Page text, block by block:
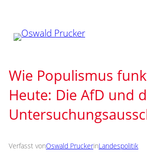
springen
Wie Populismus
Heute: Die AfD und
Verfasst vonOswald PruckerinLandespolitik